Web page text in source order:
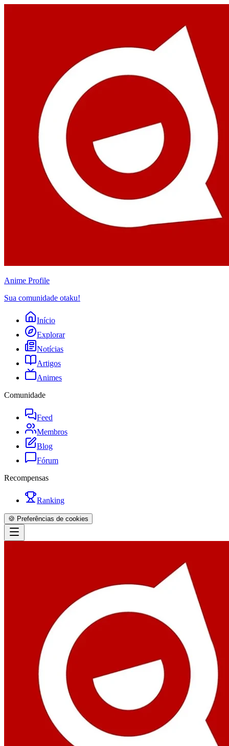
Anime Profile
Sua comunidade otaku!
Início
Explorar
Notícias
Artigos
Animes
Comunidade
Feed
Membros
Blog
Fórum
Recompensas
Ranking
🍪 Preferências de cookies